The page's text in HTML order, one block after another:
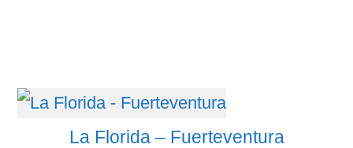
La Florida – Fuerteventura